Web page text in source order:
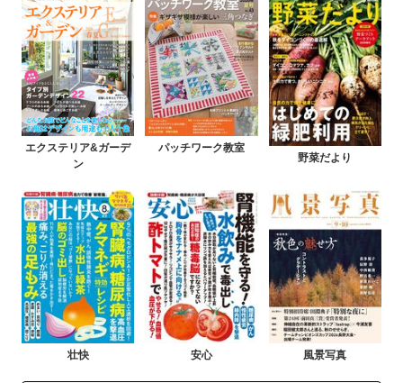
エクステリア&ガーデ
ン
パッチワーク教室
野菜だより
壮快 安心 風景写真